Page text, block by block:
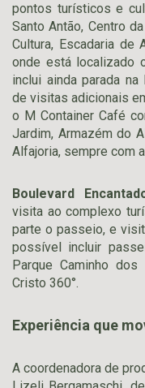
pontos turísticos e
Santo Antão, Centro
Cultura, Escadaria de
onde está localizado
inclui ainda parada
de visitas adicionais
o M Container Café
Jardim, Armazém do
Alfajoria, sempre com
Boulevard
visita ao complexo
parte o passeio, e
possível incluir
Parque Caminho
Cristo 360°.
Experiência que
A coordenadora de